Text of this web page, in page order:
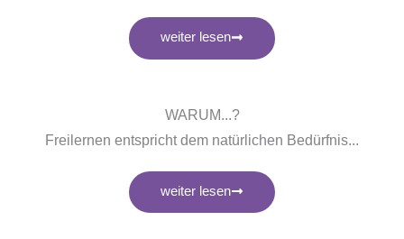
weiter lesen
WARUM...?
Freilernen entspricht dem natürlichen Bedürfnis...
weiter lesen